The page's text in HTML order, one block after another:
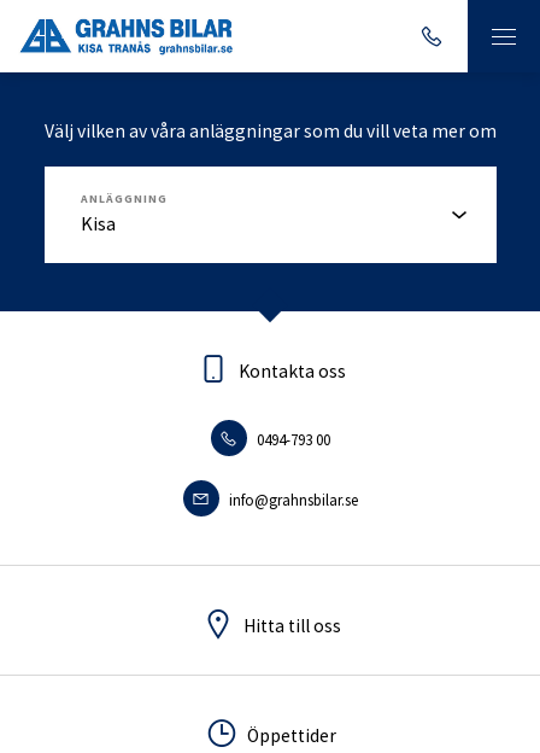
Välj vilken av våra anläggningar som du vill veta mer om
ANLÄGGNING
Kontakta oss
0494-793 00
info@grahnsbilar.se
Hitta till oss
Öppettider
Kontakta oss
0140-18095
info.tranas@grahnsbilar.se
Hitta till oss
Öppettider